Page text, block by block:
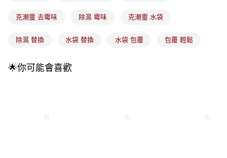
1.分期款項不併入電信帳單，「大哥付你分期」於每月結算日後寄送繳費提
2.透過簡訊連結打開帳單後，可選擇「超商條碼／台灣大直營門市／銀行轉
【注意事項】
1.本服務係由「台灣大哥大股份有限公司」（以下簡稱本公司）所提供，讓
7-11取貨付款
付款後7-11取貨
克潮靈 去霉味 除濕 霉味 克潮靈 水袋
除濕 替換 水袋 替換 水袋 包覆 包覆 輕鬆
🌟你可能會喜歡